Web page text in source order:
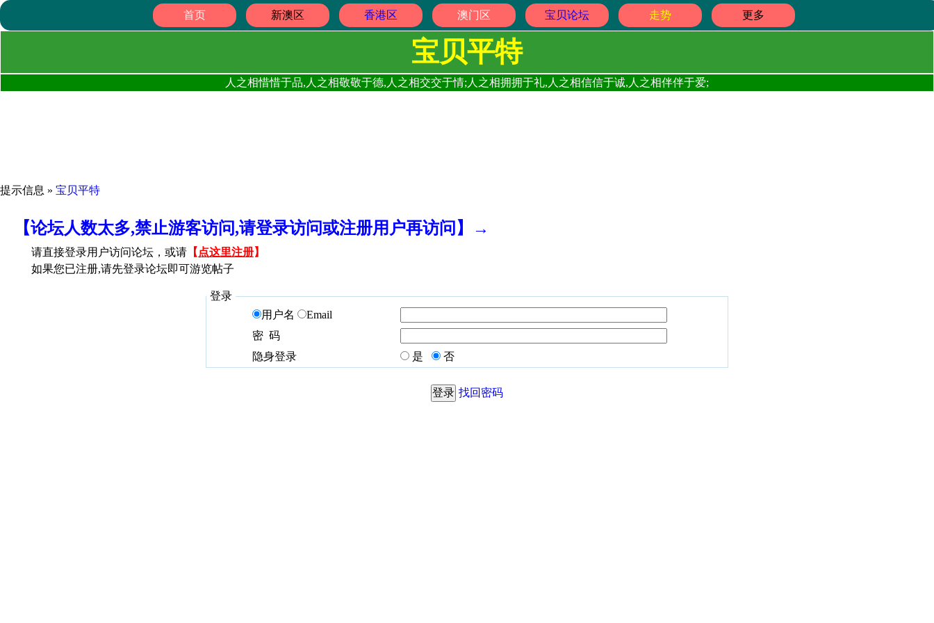
首页 新澳区 香港区 澳门区 宝贝论坛 走势 更多
宝贝平特
人之相惜惜于品,人之相敬敬于德,人之相交交于情;人之相拥拥于礼,人之相信信于诚,人之相伴伴于爱;
提示信息 » 宝贝平特
【论坛人数太多,禁止游客访问,请登录访问或注册用户再访问】→
请直接登录用户访问论坛，或请 【 点这里注册】
如果您已注册,请先登录论坛即可游览帖子
登录
用户名
Email
密 码
隐身登录
是 否
找回密码